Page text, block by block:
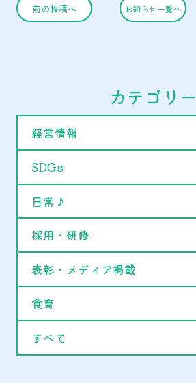
前の投稿へ お知らせ一覧へ
カテゴリー
経営情報
SDGs
日常♪
採用・研修
表彰・メディア掲載
食育
すべて